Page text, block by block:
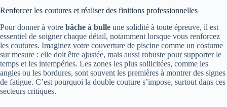
Renforcer les coutures et réaliser des finitions professionnelles
Pour donner à votre bâche à bulle une solidité à toute épreuve, il est
essentiel de soigner chaque détail, notamment lorsque vous renforcez
les coutures. Imaginez votre couverture de piscine comme un costume
sur mesure : elle doit être ajustée, mais aussi robuste pour supporter le
temps et les intempéries. Les zones les plus sollicitées, comme les
angles ou les bordures, sont souvent les premières à montrer des signes
de fatigue. C’est pourquoi la double couture s’impose, surtout dans ces
secteurs critiques.